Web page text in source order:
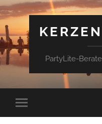
PartyLite-
Mobile-
Menü